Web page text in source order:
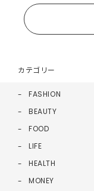
カテゴリー
FASHION
BEAUTY
FOOD
LIFE
HEALTH
MONEY